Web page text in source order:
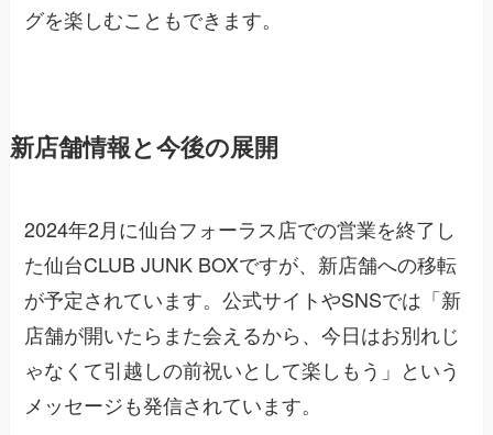
グを楽しむこともできます。
新店舗情報と今後の展開
2024年2月に仙台フォーラス店での営業を終了し
た仙台CLUB JUNK BOXですが、新店舗への移転
が予定されています。公式サイトやSNSでは「新
店舗が開いたらまた会えるから、今日はお別れじ
ゃなくて引越しの前祝いとして楽しもう」という
メッセージも発信されています。